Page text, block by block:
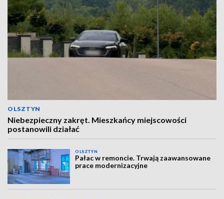
OLSZTYN
Niebezpieczny zakręt. Mieszkańcy miejscowości
postanowili działać
OLSZTYN
Pałac w remoncie. Trwają zaawansowane
prace modernizacyjne